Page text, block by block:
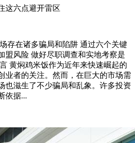
这六点避开雷区
存在诸多骗局和陷阱 通过六个关键
盟风险 做好尽职调查和实地考察是
黄焖鸡米饭作为近年来快速崛起的
业者的关注。然而，在巨大的市场需
也滋生了不少骗局和乱象。许多投资
依据...